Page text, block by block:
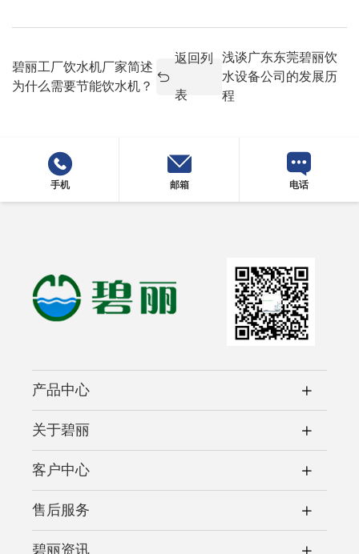
碧丽工厂饮水机厂家简述
为什么需要节能饮水机？
返回列
表
浅谈广东东莞碧丽饮
水设备公司的发展历
程
手机 邮箱 电话
产品中心
关于碧丽
客户中心
售后服务
碧丽资讯